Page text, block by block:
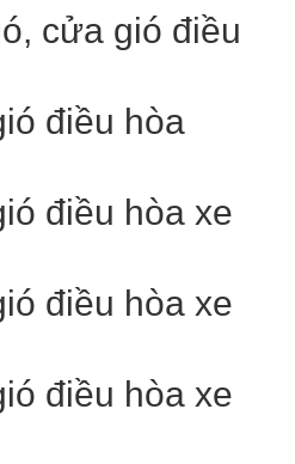
cửa gió điều
điều hòa
điều hòa xe
điều hòa xe
điều hòa xe